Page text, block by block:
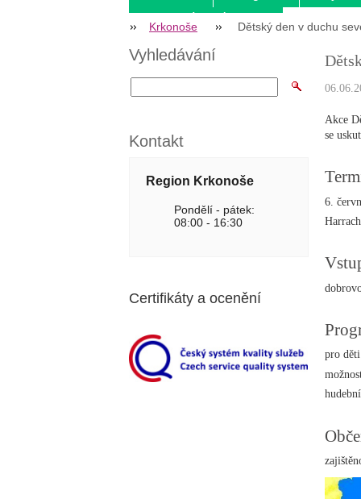
Krkonoše Dětský den v duchu
Akce
se
6.
pro
Vyhledávání
Kontakt
Region Krkonoše
Pondělí - pátek:
08:00 - 16:30
Certifikáty a ocenění